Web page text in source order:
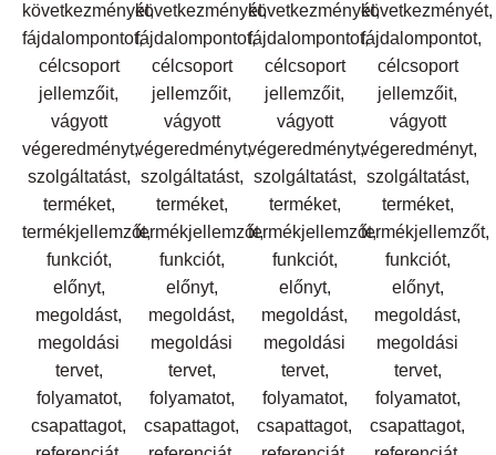
következményét,
fájdalompontot,
célcsoport
jellemzőit,
vágyott
végeredményt,
szolgáltatást,
terméket,
termékjellemzőt,
funkciót,
előnyt,
megoldást,
megoldási
tervet,
folyamatot,
csapattagot,
következményét,
fájdalompontot,
célcsoport
jellemzőit,
vágyott
végeredményt,
szolgáltatást,
terméket,
termékjellemzőt,
funkciót,
előnyt,
megoldást,
megoldási
tervet,
folyamatot,
csapattagot,
következményét,
fájdalompontot,
célcsoport
jellemzőit,
vágyott
végeredményt,
szolgáltatást,
terméket,
termékjellemzőt,
funkciót,
előnyt,
megoldást,
megoldási
tervet,
folyamatot,
csapattagot,
következményét,
fájdalompontot,
célcsoport
jellemzőit,
vágyott
végeredményt,
szolgáltatást,
terméket,
termékjellemzőt,
funkciót,
előnyt,
megoldást,
megoldási
tervet,
folyamatot,
csapattagot,